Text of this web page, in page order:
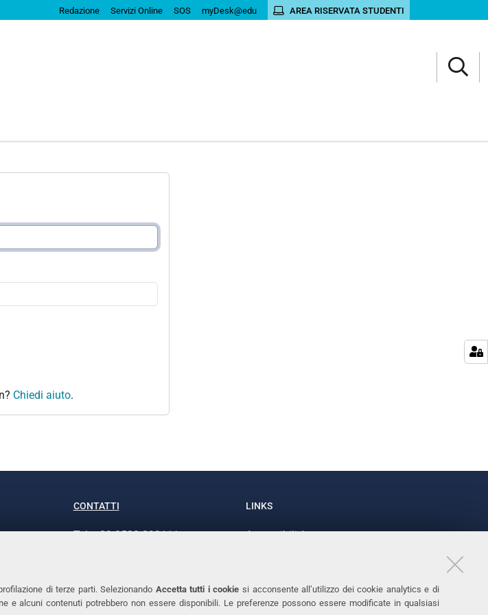
di terze parti. Selezionando Accetta tutti i cookie si acconsente all’utilizzo dei cookie analytics e di
e alcuni contenuti potrebbero non essere disponibili. Le preferenze possono essere modificate in qualsiasi
Redazione Servizi Online SOS myDesk@edu AREA RISERVATA STUDENTI
Chiedi aiuto.
CONTATTI
Tel. +39 0532 293111
LINKS
Accessibilità
Cookies